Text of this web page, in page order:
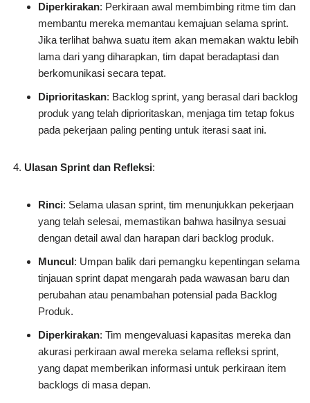
Diperkirakan: Perkiraan awal membimbing ritme tim dan
membantu mereka memantau kemajuan selama sprint.
Jika terlihat bahwa suatu item akan memakan waktu lebih
lama dari yang diharapkan, tim dapat beradaptasi dan
berkomunikasi secara tepat.
Diprioritaskan: Backlog sprint, yang berasal dari backlog
produk yang telah diprioritaskan, menjaga tim tetap fokus
pada pekerjaan paling penting untuk iterasi saat ini.
Ulasan Sprint dan Refleksi:
Rinci: Selama ulasan sprint, tim menunjukkan pekerjaan
yang telah selesai, memastikan bahwa hasilnya sesuai
dengan detail awal dan harapan dari backlog produk.
Muncul : Umpan balik dari pemangku kepentingan selama
tinjauan sprint dapat mengarah pada wawasan baru dan
perubahan atau penambahan potensial pada Backlog
Produk.
Diperkirakan: Tim mengevaluasi kapasitas mereka dan
akurasi perkiraan awal mereka selama refleksi sprint,
yang dapat memberikan informasi untuk perkiraan item
backlogs di masa depan.